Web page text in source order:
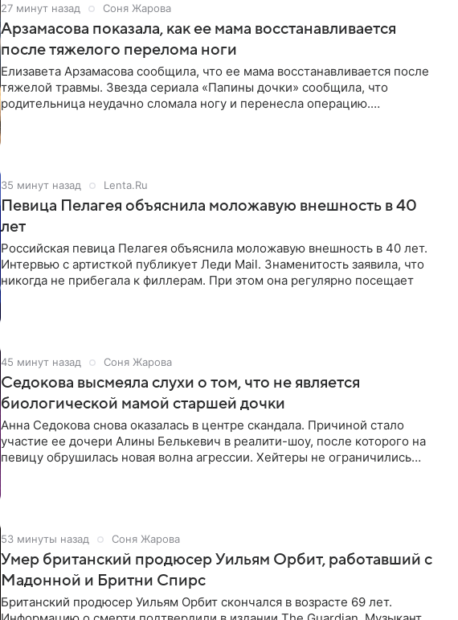
27 минут назад Соня Жарова
Арзамасова показала, как ее мама восстанавливается
после тяжелого перелома ноги
Елизавета Арзамасова сообщила, что ее мама восстанавливается после
тяжелой травмы. Звезда сериала «Папины дочки» сообщила, что
родительница неудачно сломала ногу и перенесла операцию.
35 минут назад Lenta.Ru
Певица Пелагея объяснила моложавую внешность в 40
лет
Российская певица Пелагея объяснила моложавую внешность в 40 лет.
Интервью с артисткой публикует Леди Mail. Знаменитость заявила, что
никогда не прибегала к филлерам. При этом она регулярно посещает
45 минут назад Соня Жарова
Седокова высмеяла слухи о том, что не является
биологической мамой старшей дочки
Анна Седокова снова оказалась в центре скандала. Причиной стало
участие ее дочери Алины Белькевич в реалити-шоу, после которого на
певицу обрушилась новая волна агрессии. Хейтеры не ограничились
53 минуты назад Соня Жарова
Умер британский продюсер Уильям Орбит, работавший с
Мадонной и Бритни Спирс
Британский продюсер Уильям Орбит скончался в возрасте 69 лет.